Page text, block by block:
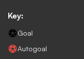
Key:
Goal
Autogoal